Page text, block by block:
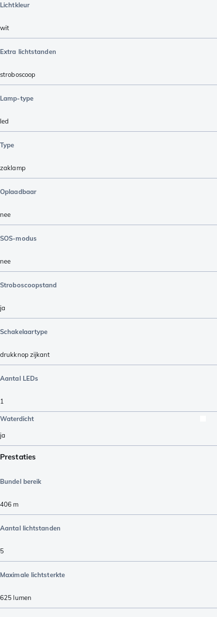
Lichtkleur
wit
Extra lichtstanden
stroboscoop
Lamp-type
led
Type
zaklamp
Oplaadbaar
nee
SOS-modus
nee
Stroboscoopstand
ja
Schakelaartype
drukknop zijkant
Aantal LEDs
1
Waterdicht
ja
Prestaties
Bundel bereik
406 m
Aantal lichtstanden
5
Maximale lichtsterkte
625 lumen